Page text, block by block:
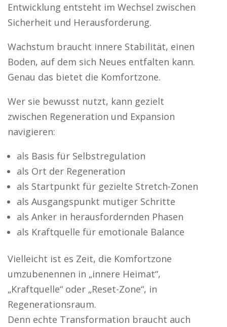
Entwicklung entsteht im Wechsel zwischen
Sicherheit und Herausforderung.
Wachstum braucht innere Stabilität, einen
Boden, auf dem sich Neues entfalten kann.
Genau das bietet die Komfortzone.
Wer sie bewusst nutzt, kann gezielt
zwischen Regeneration und Expansion
navigieren:
als Basis für Selbstregulation
als Ort der Regeneration
als Startpunkt für gezielte Stretch-Zonen
als Ausgangspunkt mutiger Schritte
als Anker in herausfordernden Phasen
als Kraftquelle für emotionale Balance
Vielleicht ist es Zeit, die Komfortzone
umzubenennen in „innere Heimat“,
„Kraftquelle“ oder „Reset-Zone“, in
Regenerationsraum.
Denn echte Transformation braucht auch